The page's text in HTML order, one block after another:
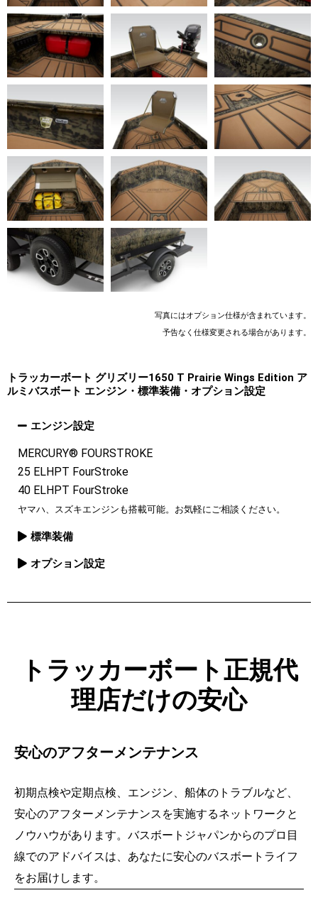
写真にはオプション仕様が含まれています。
予告なく仕様変更される場合があります。
トラッカーボート グリズリー1650 T Prairie Wings Edition ア
ルミバスボート エンジン・標準装備・オプション設定
エンジン設定
MERCURY® FOURSTROKE
25 ELHPT FourStroke
40 ELHPT FourStroke
ヤマハ、スズキエンジンも搭載可能。お気軽にご相談ください。
標準装備
オプション設定
トラッカーボート正規代
理店だけの安心
安心のアフターメンテナンス
初期点検や定期点検、エンジン、船体のトラブルなど、
安心のアフターメンテナンスを実施するネットワークと
ノウハウがあります。バスボートジャパンからのプロ目
線でのアドバイスは、あなたに安心のバスボートライフ
をお届けします。